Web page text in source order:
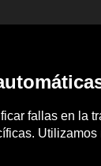
fallas en la